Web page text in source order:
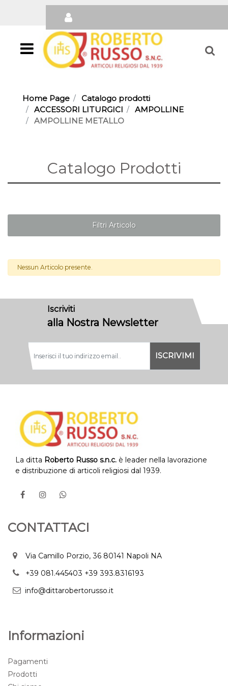
Open
Home Page
Catalogo prodotti
ACCESSORI LITURGICI
AMPOLLINE
AMPOLLINE METALLO
Catalogo Prodotti
Filtri Articolo
Nessun Articolo presente.
Iscriviti
alla Nostra Newsletter
La ditta Roberto Russo s.n.c. è leader nella lavorazione
e distribuzione di articoli religiosi dal 1939.
CONTATTACI
Via Camillo Porzio, 36 80141 Napoli NA
+39 081.445403 +39 393.8316193
info@dittarobertorusso.it
Informazioni
Pagamenti
Prodotti